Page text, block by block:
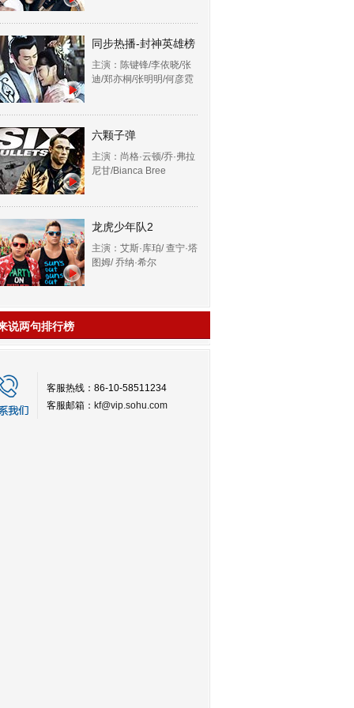
同步热播-封神英雄榜
主演：陈键锋/李依晓/张
迪/郑亦桐/张明明/何彦霓
六颗子弹
主演：尚格·云顿/乔·弗拉
尼甘/Bianca Bree
龙虎少年队2
主演：艾斯·库珀/ 查宁·塔
图姆/ 乔纳·希尔
说两句排行榜
客服热线：86-10-58511234
客服邮箱： kf@vip.sohu.com